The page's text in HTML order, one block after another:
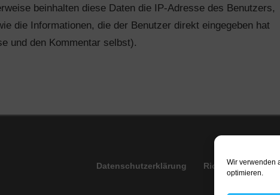
Wir verwenden
optimieren.
beinhalten diese Daten die IP-Adresse des Benutzers,
die Informationen, die der Benutzer direkt eingegeben hat
und den Kommentar selbst).
Datenschutzerklärung Richtlinien